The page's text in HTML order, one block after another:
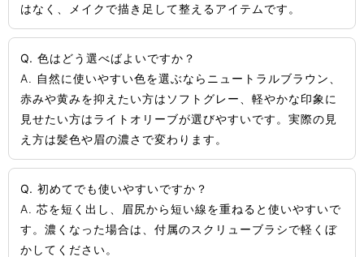
はなく、メイクで描き足して整えるアイテムです。
Q. 色はどう選べばよいですか？
A. 自然に使いやすい色を選ぶならニュートラルブラウン、
赤みや黄みを抑えたい方はソフトグレー、軽やかな印象に
見せたい方はライトオリーブが選びやすいです。実際の見
え方は髪色や眉の濃さで変わります。
Q. 初めてでも使いやすいですか？
A. 芯を短く出し、眉尻から短い線を重ねると使いやすいで
す。濃くなった場合は、付属のスクリューブラシで軽くぼ
かしてください。